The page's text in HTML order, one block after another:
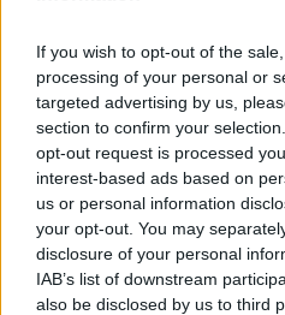
If you wish to opt-out of the
processing of your personal or
targeted advertising by us,
section to confirm your
opt-out request is processed
interest-based ads based on
us or personal information
your opt-out. You may
disclosure of your personal
IAB’s list of downstream
also be disclosed by us to third
Ελλάδα που γερνάει: Τα...
τα επιδόματα, η
07.08.2026, 15:59